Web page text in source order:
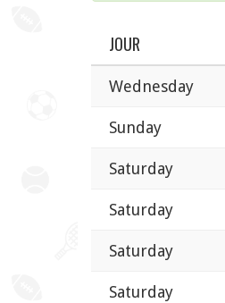
JOUR
Wednesday
Sunday
Saturday
Saturday
Saturday
Saturday